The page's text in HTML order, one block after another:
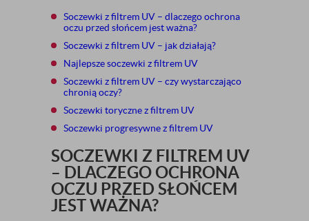
Soczewki z filtrem UV – dlaczego ochrona
oczu przed słońcem jest ważna?
Soczewki z filtrem UV – jak działają?
Najlepsze soczewki z filtrem UV
Soczewki z filtrem UV – czy wystarczająco
chronią oczy?
Soczewki toryczne z filtrem UV
Soczewki progresywne z filtrem UV
SOCZEWKI Z FILTREM UV
– DLACZEGO OCHRONA
OCZU PRZED SŁOŃCEM
JEST WAŻNA?